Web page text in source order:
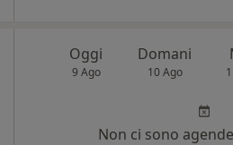
Oggi
9 Ago
Domani
10 Ago
Non ci sono